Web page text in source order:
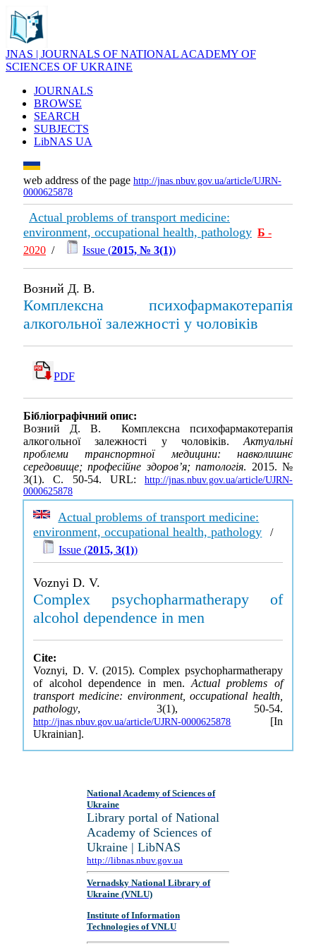
JNAS | JOURNALS OF NATIONAL ACADEMY OF
SCIENCES OF UKRAINE
JOURNALS
BROWSE
SEARCH
SUBJECTS
LibNAS UA
web address of the page http://jnas.nbuv.gov.ua/article/UJRN-
0000625878
Actual problems of transport medicine:
environment, occupational health, pathology Б -
2020 / Issue (2015, № 3(1))
Возний Д. В.
Комплексна психофармакотерапія
алкогольної залежності у чоловіків
PDF
Бібліографічний опис:
Возний Д. В. Комплексна психофармакотерапія
алкогольної залежності у чоловіків.Актуальні
проблеми транспортної медицини: навколишнє
середовище; професійне здоров’я; патологія. 2015. №
3(1). С. 50-54. URL: http://jnas.nbuv.gov.ua/article/UJRN-
0000625878
Actual problems of transport medicine:
environment, occupational health, pathology /
Issue (2015, 3(1))
Voznyi D. V.
Complex psychopharmatherapy of
alcohol dependence in men
Cite:
Voznyi, D. V. (2015). Complex psychopharmatherapy
of alcohol dependence in men.Actual problems of
transport medicine: environment, occupational health,
pathology, 3(1), 50-54.
http://jnas.nbuv.gov.ua/article/UJRN-0000625878 [In
Ukrainian].
National Academy of Sciences of
Ukraine
Library portal of National
Academy of Sciences of
Ukraine | LibNAS
http://libnas.nbuv.gov.ua
Vernadsky National Library of
Ukraine (VNLU)
Institute of Information
Technologies of VNLU